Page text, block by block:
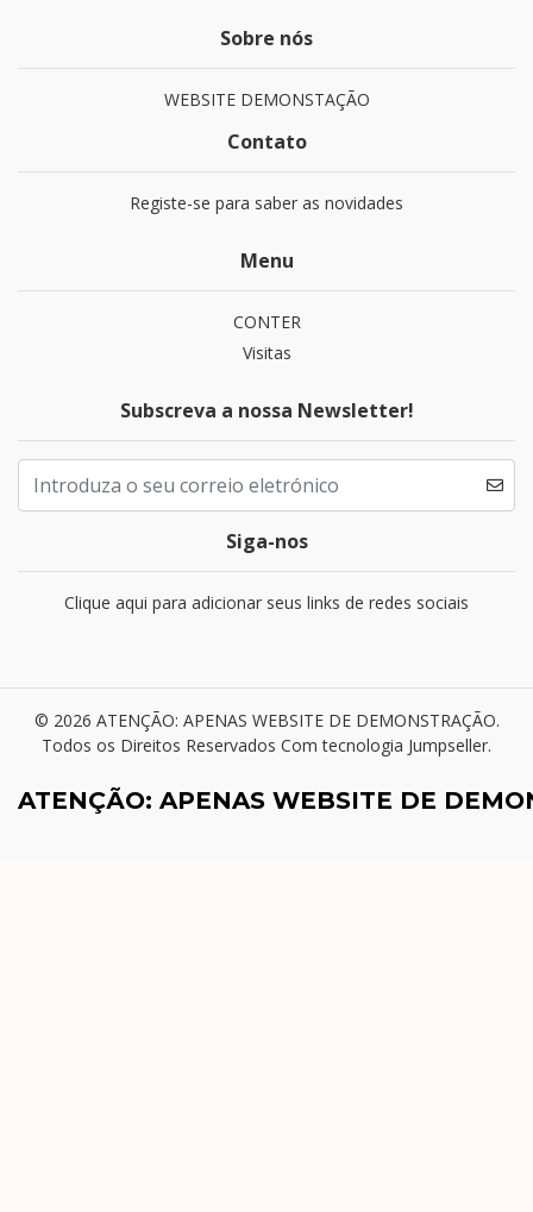
Sobre nós
WEBSITE DEMONSTAÇÃO
Contato
Registe-se para saber as novidades
Menu
CONTER
Visitas
Subscreva a nossa Newsletter!
Siga-nos
Clique aqui para adicionar seus links de redes sociais
© 2026 ATENÇÃO: APENAS WEBSITE DE DEMONSTRAÇÃO.
Todos os Direitos Reservados Com tecnologia Jumpseller.
ATENÇÃO: APENAS WEBSITE DE